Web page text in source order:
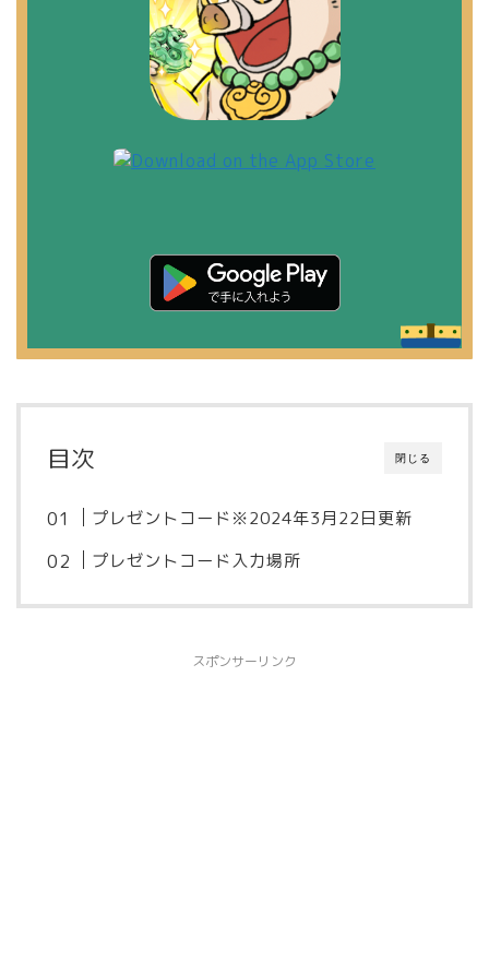
閉じる
目次
プレゼントコード※2024年3月22日更新
プレゼントコード入力場所
スポンサーリンク